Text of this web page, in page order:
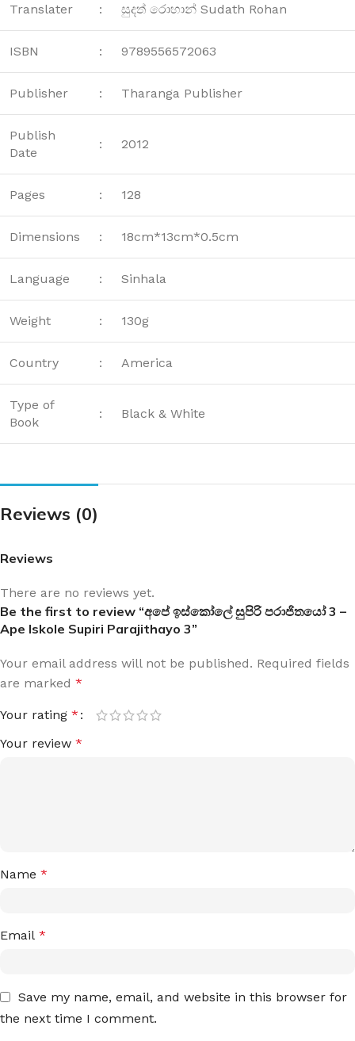
Translater : සුදත් රොහාන් Sudath Rohan
ISBN : 9789556572063
Publisher : Tharanga Publisher
Publish
Date
: 2012
Pages : 128
Dimensions : 18cm*13cm*0.5cm
Language : Sinhala
Weight : 130g
Country : America
Type of
Book
: Black & White
Reviews (0)
Reviews
There are no reviews yet.
Be the first to review “අපේ ඉස්කෝලේ සුපිරි පරාජිතයෝ 3 –
Ape Iskole Supiri Parajithayo 3”
Your email address will not be published. Required fields
are marked *
Your rating *
Your review *
Name *
Email *
Save my name, email, and website in this browser for
the next time I comment.